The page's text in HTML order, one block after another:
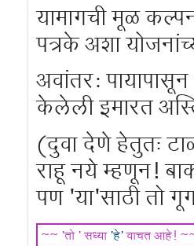
यामागची मूळ
पत्रके अशा
अवांतर:
केलेली इमारत
(दुवा देणे हेतुतः
राहू नये म्हणून!
पण 'या'साठी तो
~~ 'तो ' सध्या'हे'वाचत आहे!